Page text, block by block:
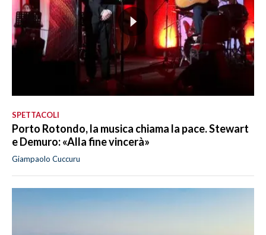
SPETTACOLI
Porto Rotondo, la musica chiama la pace. Stewart
e Demuro: «Alla fine vincerà»
Giampaolo Cuccuru